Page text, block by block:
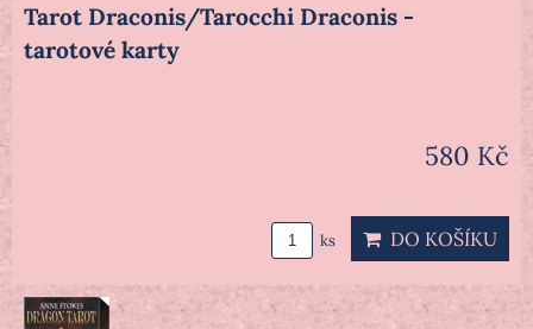
Tarot Draconis/Tarocchi Draconis -
tarotové karty
580 Kč
ks DO KOŠÍKU